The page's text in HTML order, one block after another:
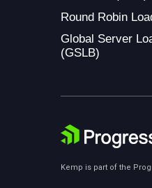
Round Robin
Global Server
(GSLB)
Kemp is part of the